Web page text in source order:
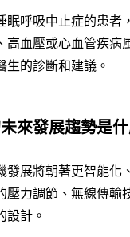
眠呼吸中止症的患者
高血壓或心血管疾病
的診斷和建議。
來發展趨勢是
發展將朝著更智能化
壓力調節、無線傳輸
設計。